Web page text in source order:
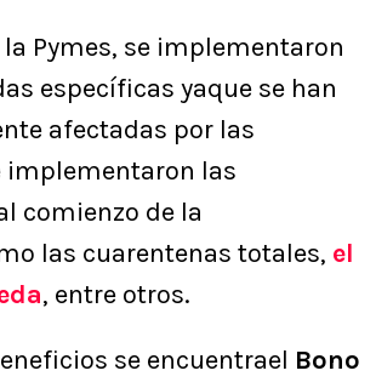
la Pymes, se implementaron
específicas yaque se han
afectadas por las
implementaron las
comienzo de la
las cuarentenas totales, el
, entre otros.
se encuentrael Bono